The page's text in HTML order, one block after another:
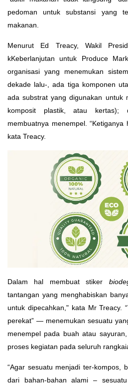
pedoman untuk substansi yang
makanan.
Menurut Ed Treacy, Wakil
kKeberlanjutan untuk Produce
organisasi yang menemukan
dekade lalu-, ada tiga komponen
ada substrat yang digunakan untuk
komposit plastik, atau
membuatnya menempel.
kata Treacy.
Dalam hal membuat stiker
tantangan yang menghabiskan
untuk dipecahkan," kata Mr Treacy.
perekat” — menemukan sesuatu
menempel pada buah atau
proses kegiatan pada seluruh
“Agar sesuatu menjadi ter-kompos,
dari bahan-bahan alami –